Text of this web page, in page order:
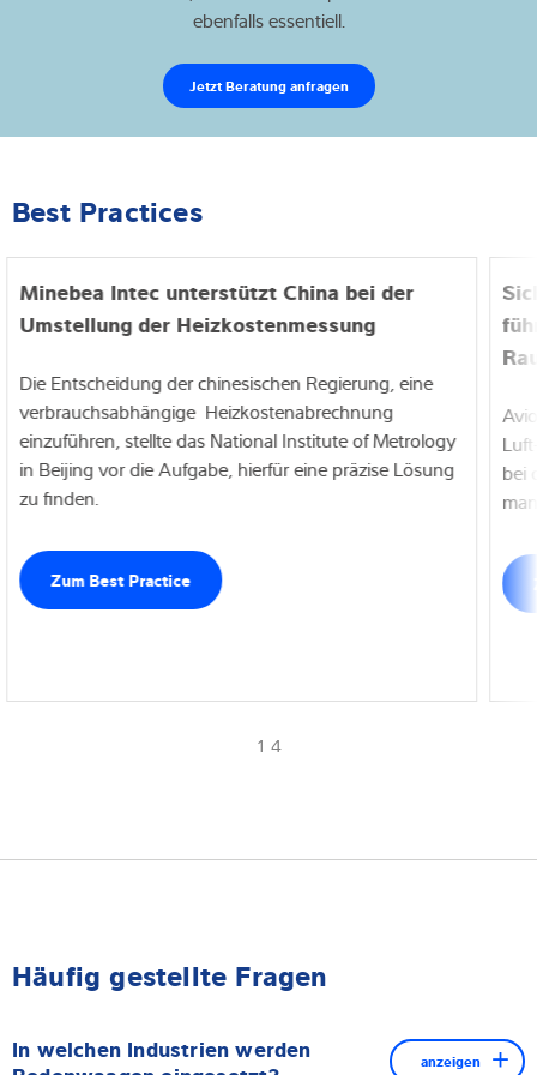
ebenfalls essentiell.
Jetzt Beratung anfragen
Best Practices
Minebea Intec unterstützt China bei der
Umstellung der Heizkostenmessung
Die Entscheidung der chinesischen Regierung, eine
verbrauchsabhängige Heizkostenabrechnung
einzuführen, stellte das National Institute of Metrology
in Beijing vor die Aufgabe, hierfür eine präzise Lösung
zu finden.
Zum Best Practice
bei
1 4
Häufig gestellte Fragen
In welchen Industrien werden
anzeigen